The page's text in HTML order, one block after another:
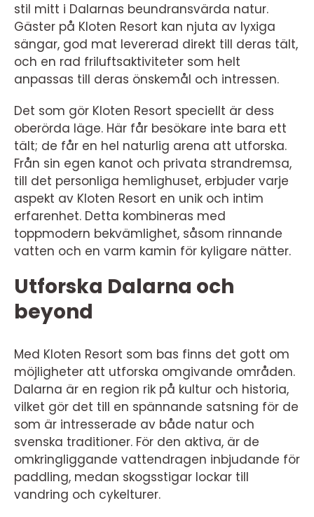
stil mitt i Dalarnas beundransvärda natur.
Gäster på Kloten Resort kan njuta av lyxiga
sängar, god mat levererad direkt till deras tält,
och en rad friluftsaktiviteter som helt
anpassas till deras önskemål och intressen.
Det som gör Kloten Resort speciellt är dess
oberörda läge. Här får besökare inte bara ett
tält; de får en hel naturlig arena att utforska.
Från sin egen kanot och privata strandremsa,
till det personliga hemlighuset, erbjuder varje
aspekt av Kloten Resort en unik och intim
erfarenhet. Detta kombineras med
toppmodern bekvämlighet, såsom rinnande
vatten och en varm kamin för kyligare nätter.
Utforska Dalarna och
beyond
Med Kloten Resort som bas finns det gott om
möjligheter att utforska omgivande områden.
Dalarna är en region rik på kultur och historia,
vilket gör det till en spännande satsning för de
som är intresserade av både natur och
svenska traditioner. För den aktiva, är de
omkringliggande vattendragen inbjudande för
paddling, medan skogsstigar lockar till
vandring och cykelturer.